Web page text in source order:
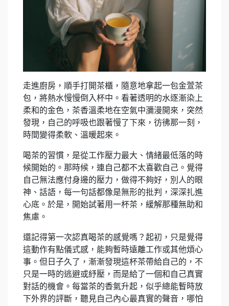
走進廚房，順手打開茶櫃，隨意地拿起一包金萱茶
包，將熱水慢慢倒入杯中。看著透明的水逐漸染上
柔和的金色，茶香溫柔地在空氣中瀰漫開來，突然
發現，自己的呼吸也跟著慢了下來，彷彿那一刻，
時間變得柔軟、溫暖起來。
喝茶的習慣，是從工作壓力最大、情緒最低落的時
候開始的。那時候，連自己都不太喜歡自己。覺得
自己無法應付身邊的壓力，做得不夠好，別人的眼
神、話語，每一句話都像是無形的批判，深深扎進
心底。於是，開始試著用一杯茶，緩解那種無助和
焦慮。
還記得第一次認真喝茶的感覺嗎？起初，只是覺得
這動作有點儀式感，能夠暫時遠離工作或其他煩心
事。但日子久了，漸漸發現這杯茶帶給自己的，不
只是一時的逃避或紓壓，而是給了一個和自己真實
對話的機會。每當茶的香氣升起，似乎總能暫時放
下外界的評斷，聽見自己內心最真實的聲音，哪怕